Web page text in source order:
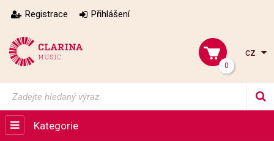
Registrace Přihlášení
0
cz
Kategorie